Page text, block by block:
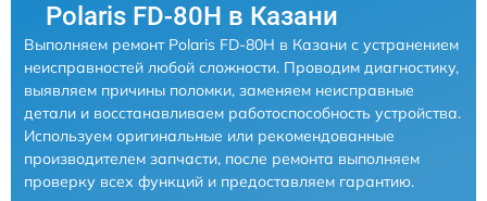
Polaris FD-80H в Казани
Выполняем ремонт Polaris FD-80H в Казани с устранением
неисправностей любой сложности. Проводим диагностику,
выявляем причины поломки, заменяем неисправные
детали и восстанавливаем работоспособность устройства.
Используем оригинальные или рекомендованные
производителем запчасти, после ремонта выполняем
проверку всех функций и предоставляем гарантию.